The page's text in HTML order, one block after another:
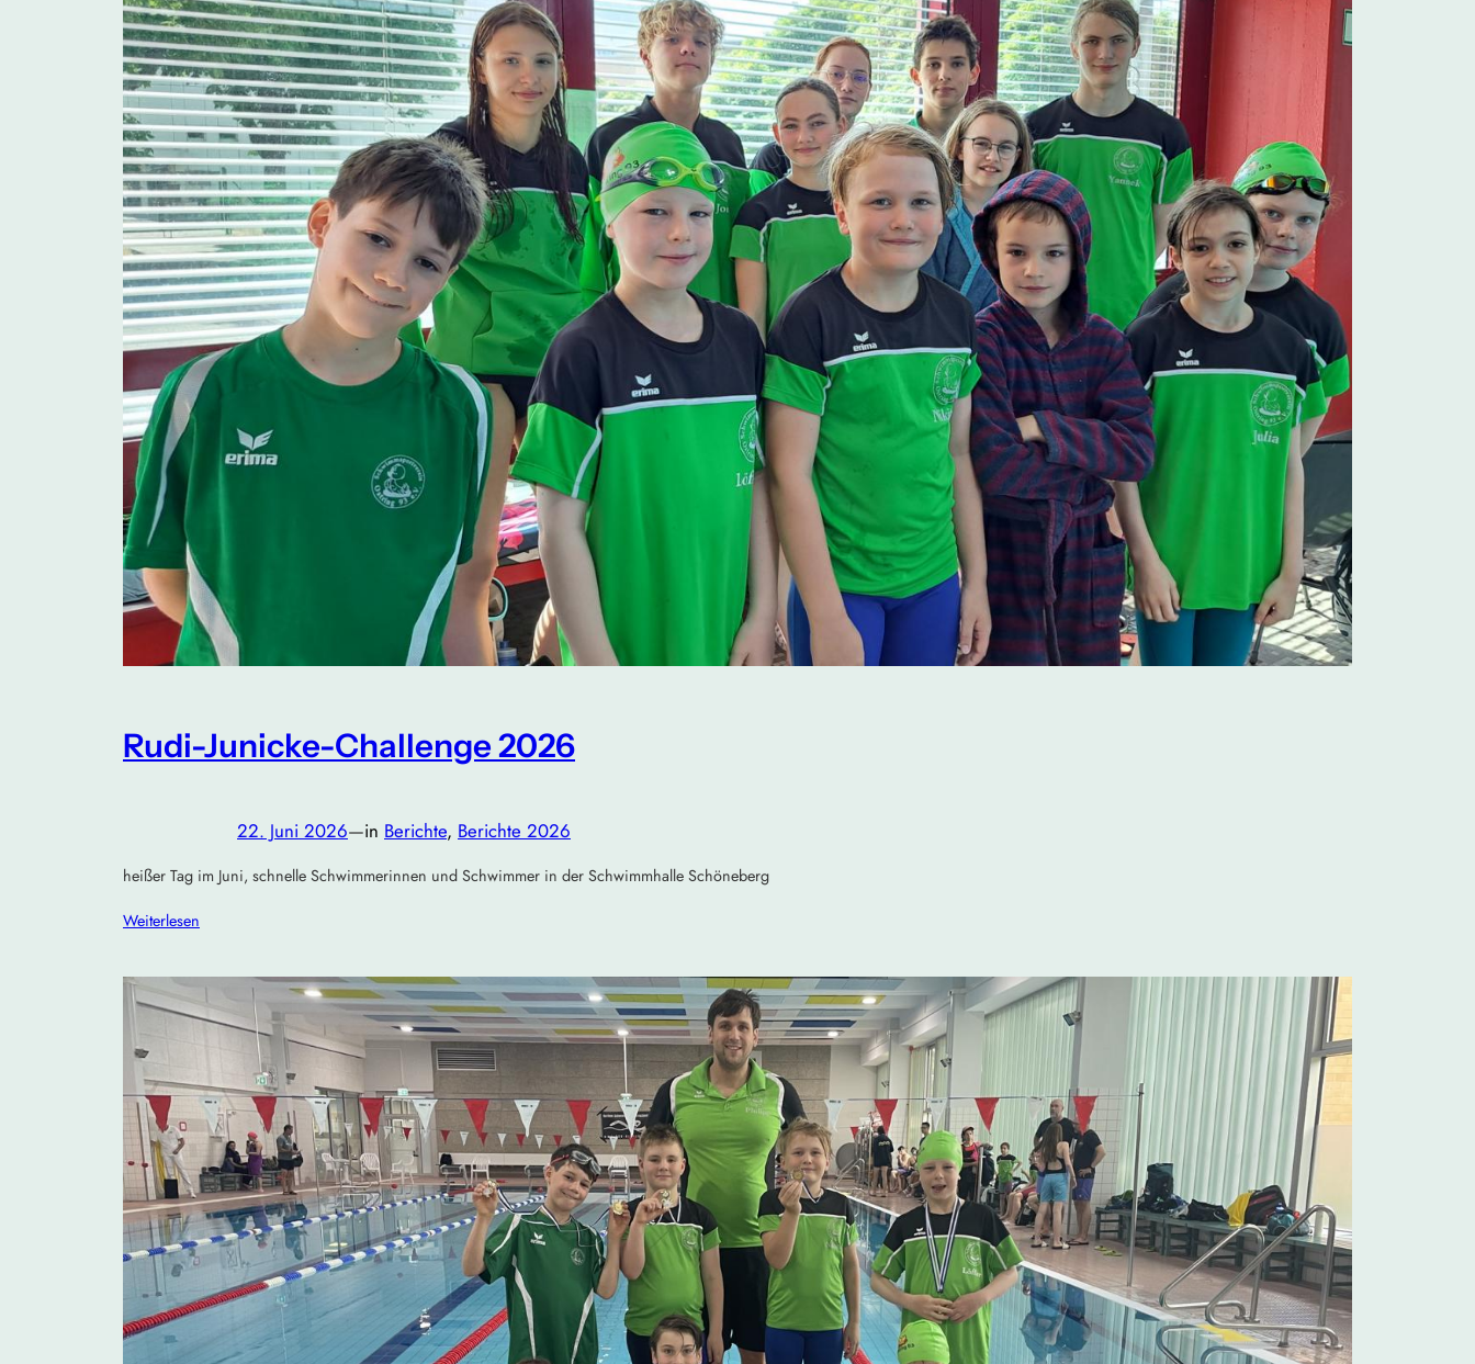
Rudi-Junicke-Challenge 2026
22. Juni 2026—in Berichte, Berichte 2026
heißer Tag im Juni, schnelle Schwimmerinnen und Schwimmer in der Schwimmhalle Schöneberg
Weiterlesen